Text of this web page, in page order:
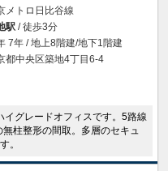
メトロ日比谷線
駅 / 徒歩3分
7年 / 地上8階建/地下1階建
都中央区築地4丁目6-4
イグレードオフィスです。5路線
柱整形の間取。多層のセキュ
。